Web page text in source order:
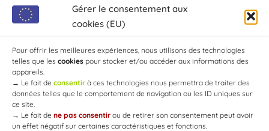
Gérer le consentement aux
cookies (EU)
Pour offrir les meilleures expériences, nous utilisons des technologies
telles que les cookies pour stocker et/ou accéder aux informations des
appareils.
→ Le fait de consentir à ces technologies nous permettra de traiter des
données telles que le comportement de navigation ou les ID uniques sur
ce site.
→ Le fait de ne pas consentir ou de retirer son consentement peut avoir
un effet négatif sur certaines caractéristiques et fonctions.